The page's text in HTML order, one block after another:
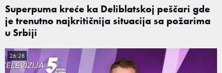
Superpuma kreće ka Deliblatskoj peščari gde
je trenutno najkritičnija situacija sa požarima
u Srbiji
26:28